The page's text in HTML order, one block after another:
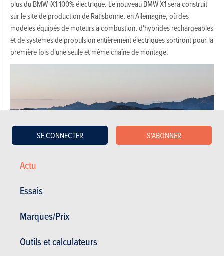
Actu
Essais
Marques/Prix
Outils et calculateurs
SE CONNECTER S'ABONNER
plus du BMW iX1 100% électrique. Le nouveau BMW X1 sera construit
sur le site de production de Ratisbonne, en Allemagne, où des
modèles équipés de moteurs à combustion, d'hybrides rechargeables
et de systèmes de propulsion entièrement électriques sortiront pour la
première fois d'une seule et même chaîne de montage.
Spécifications et autonomie du BMW iX1